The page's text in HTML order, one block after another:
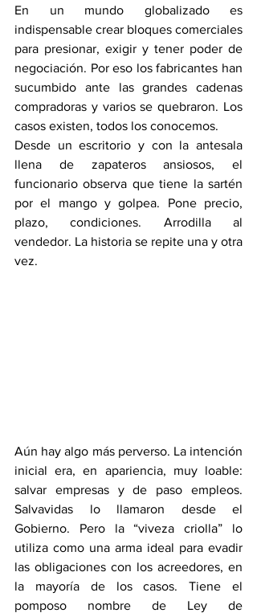
En un mundo globalizado es
indispensable crear bloques comerciales
para presionar, exigir y tener poder de
negociación. Por eso los fabricantes han
sucumbido ante las grandes cadenas
compradoras y varios se quebraron. Los
casos existen, todos los conocemos.
Desde un escritorio y con la antesala
llena de zapateros ansiosos, el
funcionario observa que tiene la sartén
por el mango y golpea. Pone precio,
plazo, condiciones. Arrodilla al
vendedor. La historia se repite una y otra
vez.
Aún hay algo más perverso. La intención
inicial era, en apariencia, muy loable:
salvar empresas y de paso empleos.
Salvavidas lo llamaron desde el
Gobierno. Pero la “viveza criolla” lo
utiliza como una arma ideal para evadir
las obligaciones con los acreedores, en
la mayoría de los casos. Tiene el
pomposo nombre de Ley de